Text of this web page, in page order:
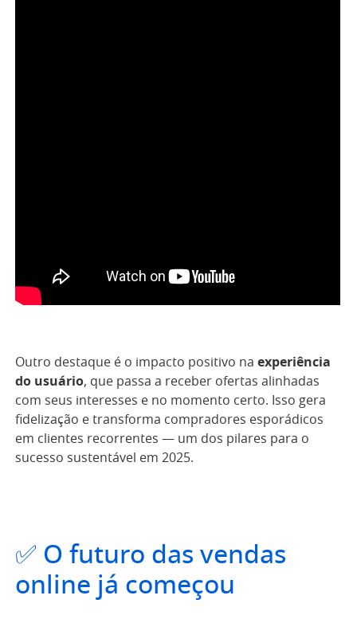
Outro destaque é o impacto positivo na experiência
do usuário, que passa a receber ofertas alinhadas
com seus interesses e no momento certo. Isso gera
fidelização e transforma compradores esporádicos
em clientes recorrentes — um dos pilares para o
sucesso sustentável em 2025.
✅ O futuro das vendas
online já começou